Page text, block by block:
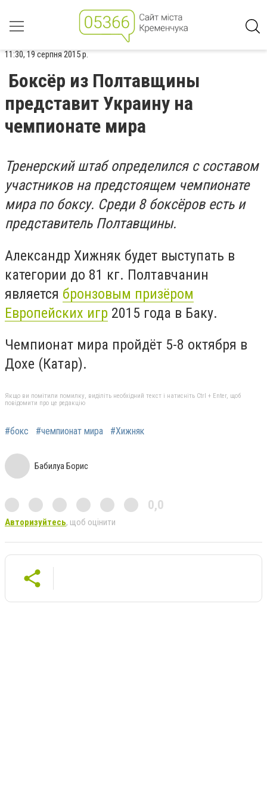
11:30, 19 серпня 2015 р.
Боксёр из Полтавщины
представит Украину на
чемпионате мира
Тренерский штаб определился с составом
участников на предстоящем чемпионате
мира по боксу. Среди 8 боксёров есть и
представитель Полтавщины.
Александр Хижняк будет выступать в
категории до 81 кг. Полтавчанин
является бронзовым призёром
Европейских игр 2015 года в Баку.
Чемпионат мира пройдёт 5-8 октября в
Дохе (Катар).
Якщо ви помітили помилку, виділіть необхідний текст і натисніть Ctrl + Enter, щоб
повідомити про це редакцію
#бокс #чемпионат мира #Хижняк
Бабилуа Борис
0,0
Авторизуйтесь, щоб оцінити